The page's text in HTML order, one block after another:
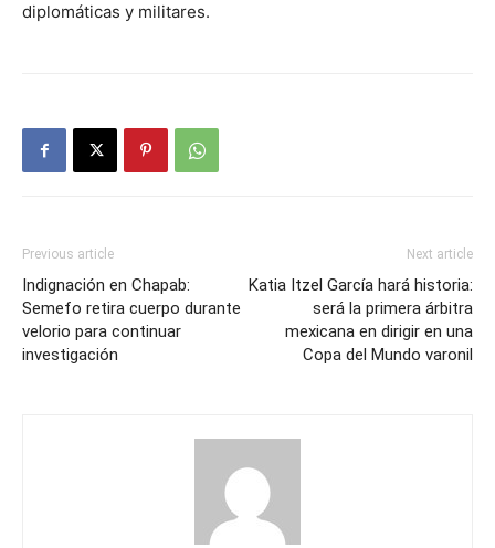
diplomáticas y militares.
Previous article
Indignación en Chapab:
Semefo retira cuerpo durante
velorio para continuar
investigación
Next article
Katia Itzel García hará historia:
será la primera árbitra
mexicana en dirigir en una
Copa del Mundo varonil